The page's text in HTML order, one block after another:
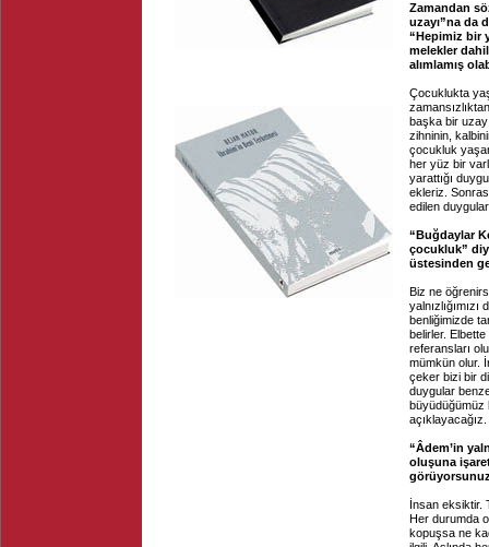
Zamandan
uzayı”na da
“Hepimiz bir
melekler
alımlamış
Çocuklukta
başka bir uzay
zihninin,
çocukluk
her yüz bir
yarattığı
ekleriz.
edilen
“Buğdaylar
çocukluk”
üstesinden
Biz ne
benliğimizde
belirler.
referansları
mümkün olur.
çeker bizi bir
duygular
büyüdüğümüz
açıklayacağız.
“Âdem’in
oluşuna
İnsan eksiktir.
Her durumda
kopuşsa ne